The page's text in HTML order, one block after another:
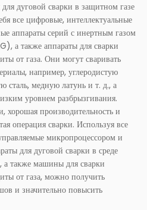
дуговой сварки в защитном газе
все цифровые, интеллектуальные
аппараты серий с инертным газом
а также аппараты для сварки
от газа. Они могут сваривать
например, углеродистую
медную латунь и т. д., а
уровнем разбрызгивания.
хорошая производительность и
операция сварки. Используя все
микропроцессором и
для дуговой сварки в среде
а также машины для сварки
от газа, можно получить
и значительно повысить